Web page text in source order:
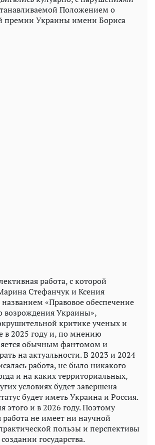
Положением о
премии Украины имени Бориса
работа, с которой
Стефанчук и Ксения
«Правовое обеспечение
возрождения Украины»,
критике ученых и
в 2025 году и, по мнению
обычным фантомом и
на актуальности. В 2023 и 2024
работа, не было никакого
и на каких территориальных,
условиях будет завершена
будет иметь Украина и Россия.
этого и в 2026 году. Поэтому
не имеет ни научной
пользы и перспективы
государства.